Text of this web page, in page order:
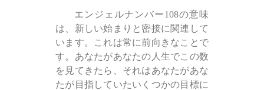
エンジェルナンバー108の意味
は、新しい始まりと密接に関連して
います。これは常に前向きなことで
す。あなたがあなたの人生でこの数
を見てきたら、それはあなたがあな
たが目指していたいくつかの目標に